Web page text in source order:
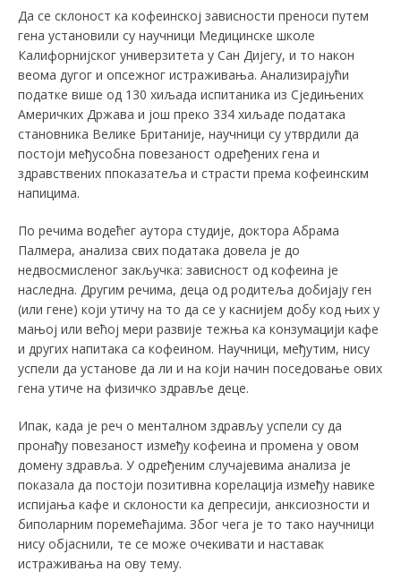
Да се склоност ка кофеинској зависности преноси путем
гена установили су научници Медицинске школе
Калифорнијског универзитета у Сан Дијегу, и то након
веома дугог и опсежног истраживања. Анализирајући
податке више од 130 хиљада испитаника из Сједињених
Америчких Држава и још преко 334 хиљаде података
становника Велике Британије, научници су утврдили да
постоји међусобна повезаност одређених гена и
здравствених ппоказатеља и страсти према кофеинским
напицима.
По речима водећег аутора студије, доктора Абрама
Палмера, анализа свих података довела је до
недвосмисленог закључка: зависност од кофеина је
наследна. Другим речима, деца од родитеља добијају ген
(или гене) који утичу на то да се у каснијем добу код њих у
мањој или већој мери развије тежња ка конзумацији кафе
и других напитака са кофеином. Научници, међутим, нису
успели да установе да ли и на који начин поседовање ових
гена утиче на физичко здравље деце.
Ипак, када је реч о менталном здрављу успели су да
пронађу повезаност између кофеина и промена у овом
домену здравља. У одређеним случајевима анализа је
показала да постоји позитивна корелација између навике
испијања кафе и склоности ка депресији, анксиозности и
биполарним поремећајима. Због чега је то тако научници
нису објаснили, те се може очекивати и наставак
истраживања на ову тему.